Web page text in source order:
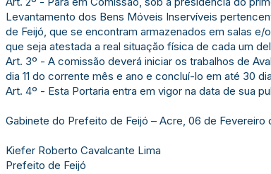
Levantamento dos Bens Móveis Inservíveis
de Feijó, que se encontram armazenados em salas e/
que seja atestada a real situação física de cada um
Art. 3º - A comissão deverá iniciar os trabalhos de
dia 11 do corrente mês e ano e concluí-lo em até 30
Art. 4º - Esta Portaria entra em vigor na data de sua
Gabinete do Prefeito de Feijó – Acre, 06 de Fevereiro
Kiefer Roberto Cavalcante Lima
Prefeito de Feijó